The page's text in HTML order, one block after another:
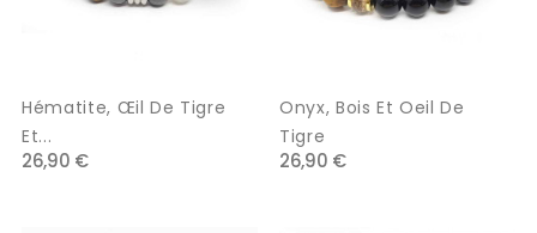
Hématite, Œil De Tigre
Et...
26,90 €
Onyx, Bois Et Oeil De
Tigre
26,90 €